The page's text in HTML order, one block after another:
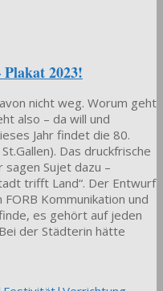
2023!
nicht weg. Worum geht
also – da will und
Jahr findet die 80.
Das druckfrische
sagen Sujet dazu –
trifft Land“. Der Entwurf
Kommunikation und
es gehört auf jeden
der Städterin hätte